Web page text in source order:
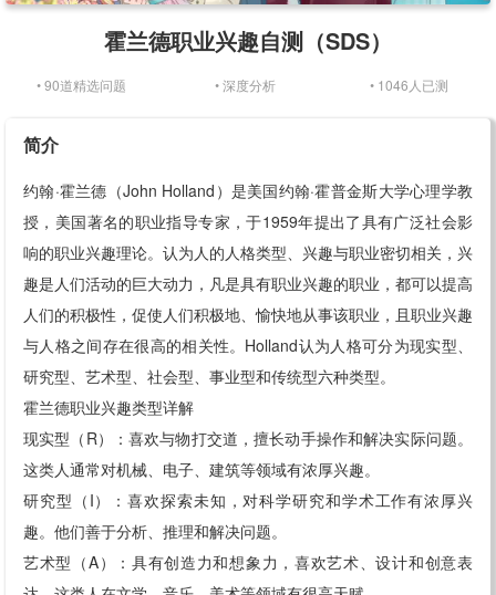
霍兰德职业兴趣自测（SDS）
• 90道精选问题 • 深度分析 • 1046人已测
简介
约翰·霍兰德（John Holland）是美国约翰·霍普金斯大学心理学教
授，美国著名的职业指导专家，于1959年提出了具有广泛社会影
响的职业兴趣理论。认为人的人格类型、兴趣与职业密切相关，兴
趣是人们活动的巨大动力，凡是具有职业兴趣的职业，都可以提高
人们的积极性，促使人们积极地、愉快地从事该职业，且职业兴趣
与人格之间存在很高的相关性。Holland认为人格可分为现实型、
研究型、艺术型、社会型、事业型和传统型六种类型。
霍兰德职业兴趣类型详解
现实型（R）：喜欢与物打交道，擅长动手操作和解决实际问题。
这类人通常对机械、电子、建筑等领域有浓厚兴趣。
研究型（I）：喜欢探索未知，对科学研究和学术工作有浓厚兴
趣。他们善于分析、推理和解决问题。
艺术型（A）：具有创造力和想象力，喜欢艺术、设计和创意表